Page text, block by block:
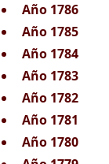
Año 1786
Año 1785
Año 1784
Año 1783
Año 1782
Año 1781
Año 1780